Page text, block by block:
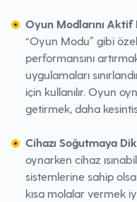
Oyun Modlarını Aktif
“Oyun Modu” gibi
performansını
uygulamaları
için kullanılır. Oyun
getirmek, daha
Cihazı Soğutmaya
oynarken cihaz
sistemlerine sahip olsa
kısa molalar vermek